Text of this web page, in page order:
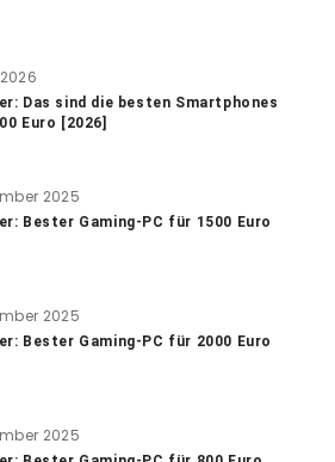
Das sind die besten Smartphones
Euro [2026]
2025
Bester Gaming-PC für 1500 Euro
2025
Bester Gaming-PC für 2000 Euro
2025